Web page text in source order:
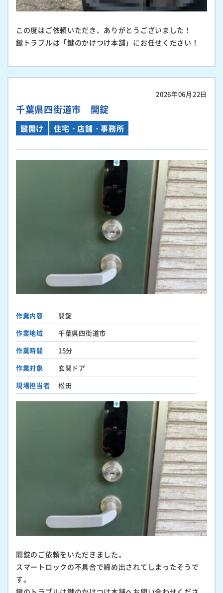
この度はご依頼いただき、ありがとうございました！
鍵トラブルは「鍵のかけつけ本舗」にお任せください！
2026年06月22日
千葉県四街道市 開錠
鍵開け 住宅・店舗・事務所
作業内容
開錠
作業地域
千葉県四街道市
作業時間
15分
作業対象
玄関ドア
現場担当者
松田
開錠のご依頼をいただきました。
スマートロックの不具合で締め出されてしまったそうで
す。